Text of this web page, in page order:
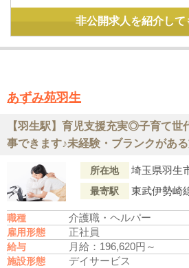
非公開求人を紹介して
あずみ苑羽生
【羽生駅】育児支援充実◎子育て世
事できます♪未経験・ブランクがあ
所在地 埼玉県羽生
最寄駅
職種 介護職・ヘルパー
雇用形態 正社員
給与 月給：196,620円～
施設形態 デイサービス